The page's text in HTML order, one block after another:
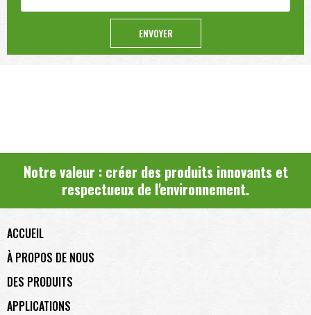
ENVOYER
Notre valeur : créer des produits innovants et
respectueux de l'environnement.
ACCUEIL
À PROPOS DE NOUS
DES PRODUITS
APPLICATIONS